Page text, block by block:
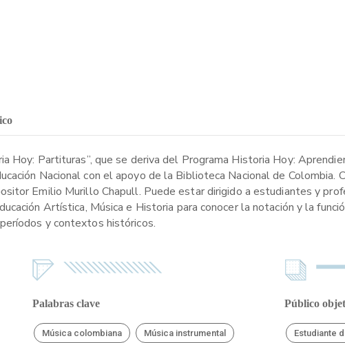
Hoy: Partituras”, que se deriva del Programa Historia Hoy:
Nacional con el apoyo de la Biblioteca Nacional de Colombia.
Emilio Murillo Chapull. Puede estar dirigido a estudiantes y
Artística, Música e Historia para conocer la notación y la
y contextos históricos.
Palabras clave
Música colombiana Música instrumental
Público
Estudiante